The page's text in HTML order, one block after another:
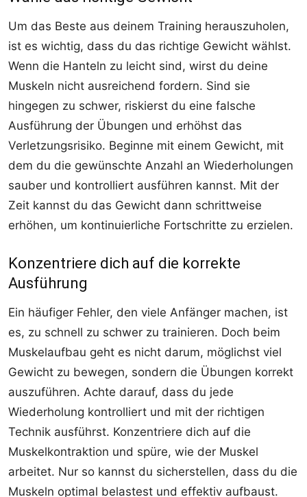
Um das Beste aus deinem Training herauszuholen,
ist es wichtig, dass du das richtige Gewicht wählst.
Wenn die Hanteln zu leicht sind, wirst du deine
Muskeln nicht ausreichend fordern. Sind sie
hingegen zu schwer, riskierst du eine falsche
Ausführung der Übungen und erhöhst das
Verletzungsrisiko. Beginne mit einem Gewicht, mit
dem du die gewünschte Anzahl an Wiederholungen
sauber und kontrolliert ausführen kannst. Mit der
Zeit kannst du das Gewicht dann schrittweise
erhöhen, um kontinuierliche Fortschritte zu erzielen.
Konzentriere dich auf die korrekte
Ausführung
Ein häufiger Fehler, den viele Anfänger machen, ist
es, zu schnell zu schwer zu trainieren. Doch beim
Muskelaufbau geht es nicht darum, möglichst viel
Gewicht zu bewegen, sondern die Übungen korrekt
auszuführen. Achte darauf, dass du jede
Wiederholung kontrolliert und mit der richtigen
Technik ausführst. Konzentriere dich auf die
Muskelkontraktion und spüre, wie der Muskel
arbeitet. Nur so kannst du sicherstellen, dass du die
Muskeln optimal belastest und effektiv aufbaust.